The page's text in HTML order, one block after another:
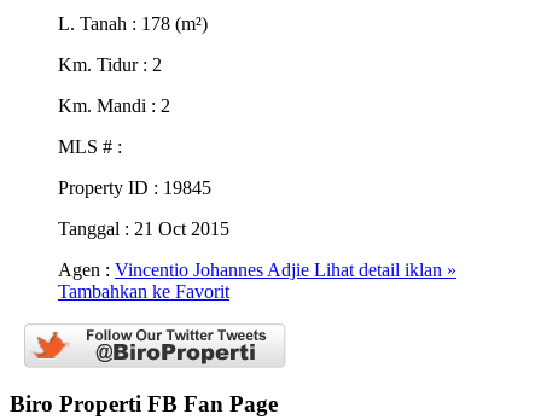
L. Tanah : 178 (m²)
Km. Tidur : 2
Km. Mandi : 2
MLS # :
Property ID : 19845
Tanggal : 21 Oct 2015
Agen : Vincentio Johannes Adjie Lihat detail iklan »
Tambahkan ke Favorit
Biro Properti FB Fan Page